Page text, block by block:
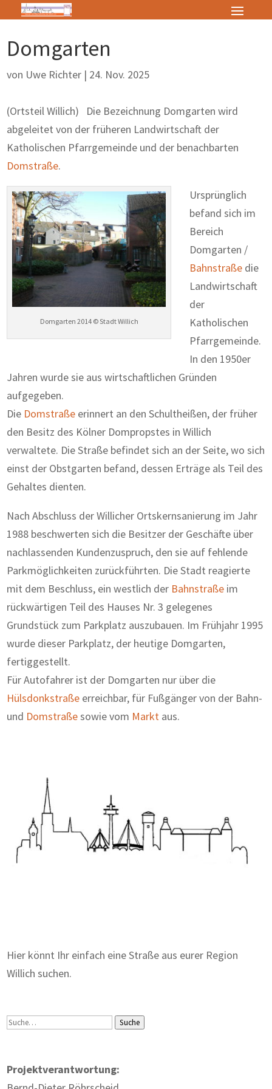
Domgarten
von Uwe Richter | 24. Nov. 2025
(Ortsteil Willich) Die Bezeichnung Domgarten wird
abgeleitet von der früheren Landwirtschaft der
Katholischen Pfarrgemeinde und der benachbarten
Domstraße.
Domgarten 2014 © Stadt Willich
Ursprünglich
befand sich im
Bereich
Domgarten /
Bahnstraße die
Landwirtschaft
der
Katholischen
Pfarrgemeinde.
In den 1950er
Jahren wurde sie aus wirtschaftlichen Gründen
aufgegeben.
Die Domstraße erinnert an den Schultheißen, der früher
den Besitz des Kölner Dompropstes in Willich
verwaltete. Die Straße befindet sich an der Seite, wo sich
einst der Obstgarten befand, dessen Erträge als Teil des
Gehaltes dienten.
Nach Abschluss der Willicher Ortskernsanierung im Jahr
1988 beschwerten sich die Besitzer der Geschäfte über
nachlassenden Kundenzuspruch, den sie auf fehlende
Parkmöglichkeiten zurückführten. Die Stadt reagierte
mit dem Beschluss, ein westlich der Bahnstraße im
rückwärtigen Teil des Hauses Nr. 3 gelegenes
Grundstück zum Parkplatz auszubauen. Im Frühjahr 1995
wurde dieser Parkplatz, der heutige Domgarten,
fertiggestellt.
Für Autofahrer ist der Domgarten nur über die
Hülsdonkstraße erreichbar, für Fußgänger von der Bahn-
und Domstraßesowie vom Markt aus.
Hier könnt Ihr einfach eine Straße aus eurer Region
Willich suchen.
Suche Suche
Projektverantwortung: